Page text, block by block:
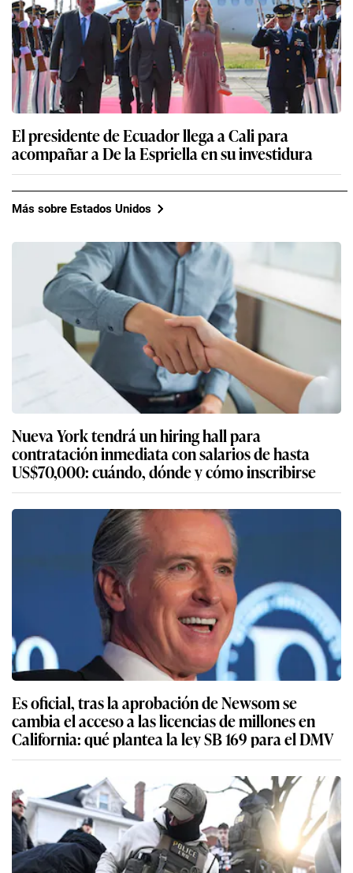
El presidente de Ecuador llega a Cali para
acompañar a De la Espriella en su investidura
Más sobre Estados Unidos
Nueva York tendrá un hiring hall para
contratación inmediata con salarios de hasta
US$70,000: cuándo, dónde y cómo inscribirse
Es oficial, tras la aprobación de Newsom se
cambia el acceso a las licencias de millones en
California: qué plantea la ley SB 169 para el DMV